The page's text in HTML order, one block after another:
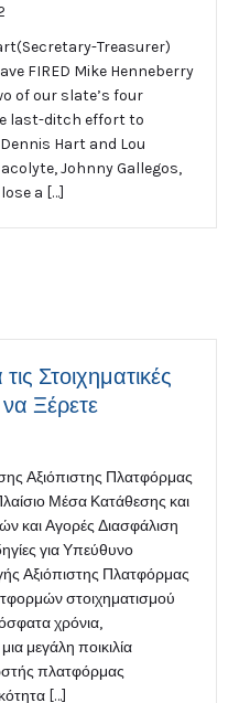
Treasurer)
FIRED Mike Henneberry
of our slate’s four
last-ditch effort to
Hart and Lou
Johnny Gallegos,
a […]
Στοιχηματικές
να Ξέρετε
Αξιόπιστης Πλατφόρμας
Μέσα Κατάθεσης και
και Αγορές Διασφάλιση
για Υπεύθυνο
Αξιόπιστης Πλατφόρμας
στοιχηματισμού
χρόνια,
μεγάλη ποικιλία
πλατφόρμας
[…]